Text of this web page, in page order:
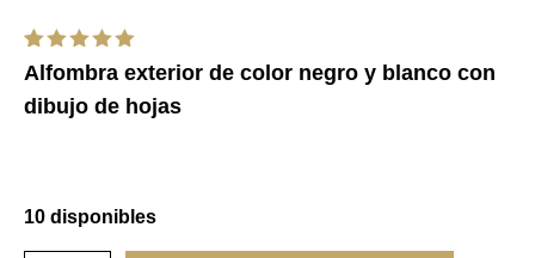
Valorado
con5.00
de 5 en
base a
1
Alfombra exterior de color negro y blanco con
dibujo de hojas
10 disponibles